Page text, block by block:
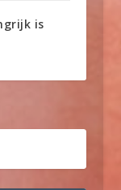
is